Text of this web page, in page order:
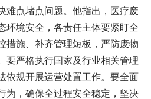
难点堵点问题。他指出，医疗废
环境安全，各责任主体要紧盯全
措施、补齐管理短板，严防废物
要严格执行国家及行业相关管理
依规开展运营处置工作。要全面
为，确保全过程安全稳定，坚决